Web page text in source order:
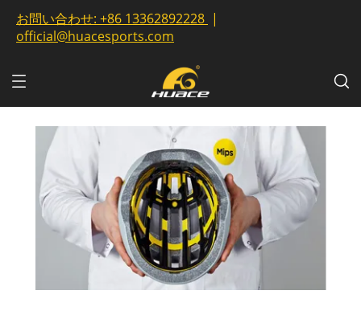
お問い合わせ: +86 13362892228 |
official@huacesports.com